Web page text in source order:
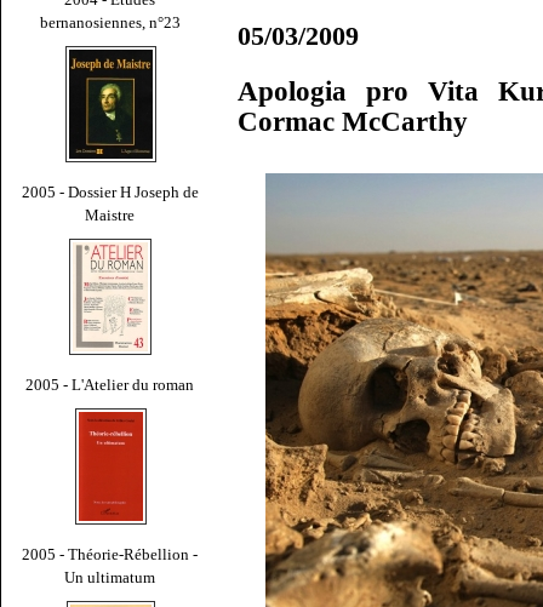
bernanosiennes, n°23
2005 - Dossier H Joseph de
Maistre
2005 - L'Atelier du roman
2005 - Théorie-Rébellion -
Un ultimatum
05/03/2009
Apologia pro Vita
Cormac McCarthy